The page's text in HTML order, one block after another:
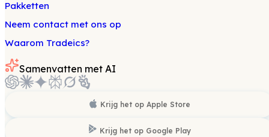
Pakketten
Neem contact met ons op
Waarom Tradeics?
Samenvatten met AI
Krijg het op Apple Store
Krijg het op Google Play